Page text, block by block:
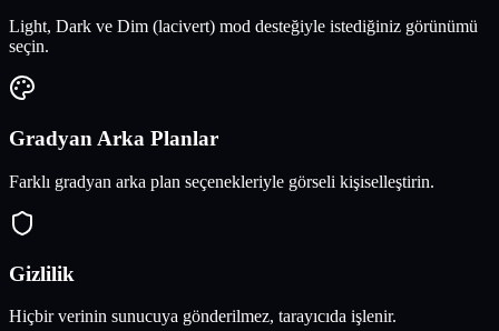
Light, Dark ve Dim (lacivert) mod desteğiyle istediğiniz görünümü
seçin.
Gradyan Arka Planlar
Farklı gradyan arka plan seçenekleriyle görseli kişiselleştirin.
Gizlilik
Hiçbir verinin sunucuya gönderilmez, tarayıcıda işlenir.